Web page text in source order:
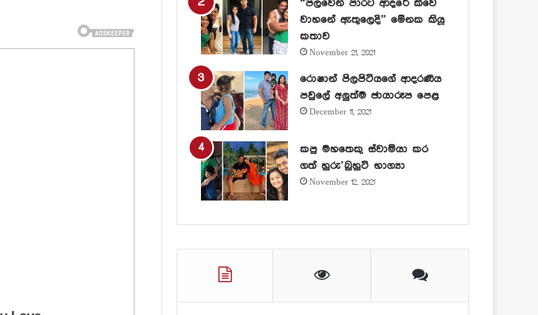
“පලවෙනි පාරට ආදරේ කීවේ
වාහනේ ඇතුලෙදි” මේනක කියූ
කතාව
November 21, 2021
රොෂාන් පිලපිටියගේ ආදරණීය
පවුලේ අලුත්ම ඡායාරූප පෙළ
December 11, 2021
කපු මහතෙකු ස්වාමියා කර
ගත් හුරු’බුහුටි භාග්‍යා
November 12, 2021